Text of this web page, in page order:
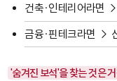
건축·인테리어라면
금융·핀테크라면 →
'숨겨진 보석'을 찾는 것은